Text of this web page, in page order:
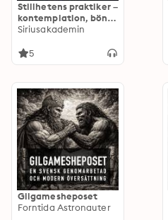
Stillhetens praktiker –
kontemplation, bön
och meditationens
Siriusakademin
5
Gilgamesheposet
Forntida Astronauter